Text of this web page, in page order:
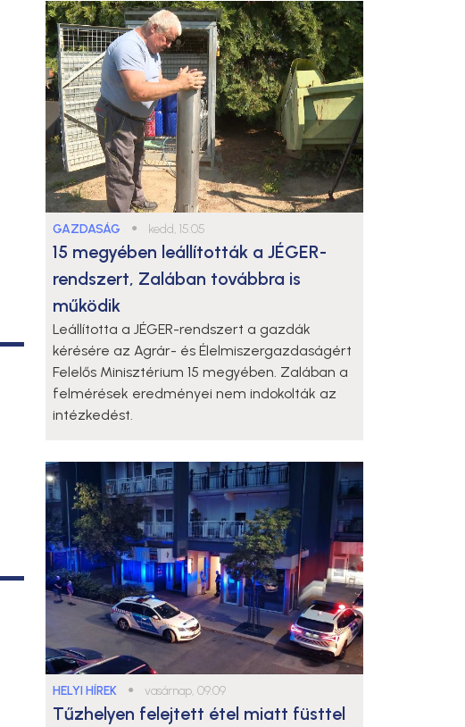
GAZDASÁG ● kedd, 15:05
15 megyében leállították a JÉGER-
rendszert, Zalában továbbra is
működik
Leállította a JÉGER-rendszert a gazdák
kérésére az Agrár- és Élelmiszergazdaságért
Felelős Minisztérium 15 megyében. Zalában a
felmérések eredményei nem indokolták az
intézkedést.
HELYI HÍREK ● vasárnap, 09:09
Tűzhelyen felejtett étel miatt füsttel